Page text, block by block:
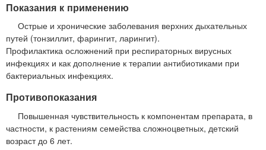
Показания к применению
Острые и хронические заболевания верхних дыхательных
путей (тонзиллит, фарингит, ларингит).
Профилактика осложнений при респираторных вирусных
инфекциях и как дополнение к терапии антибиотиками при
бактериальных инфекциях.
Противопоказания
Повышенная чувствительность к компонентам препарата, в
частности, к растениям семейства сложноцветных, детский
возраст до 6 лет.